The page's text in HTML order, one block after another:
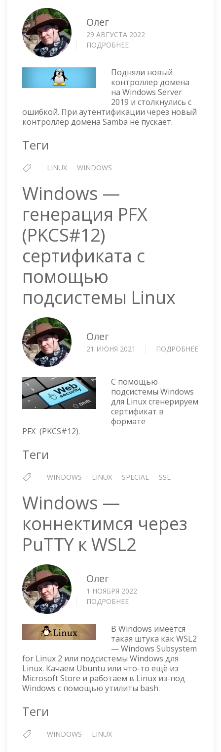
Олег
29 АВГУСТА 2022
ПОДРОБНЕЕ
SAMBA
И
WINDOWS
AD
2019
—
Подняли новый
контроллер домена
на Windows Server
2019 и столкнулись с
ошибкой. При аутентификации через новый
контроллер домена Samba не пускает.
Теги
LINUX WINDOWS
Windows —
генерация PFX
(PKCS#12)
сертификата с
помощью
подсистемы Linux
Олег
21 ИЮНЯ 2021 ПОДРОБНЕЕ
С помощью
подсистемы Windows
для Linux сгенерируем
сертификат в
формате
PFX (PKCS#12).
Теги
WINDOWS LINUX SPECIAL SSL
Windows —
коннектимся через
PuTTY к WSL2
Олег
1 НОЯБРЯ 2022
ПОДРОБНЕЕ
КОННЕКТИМСЯ
ЧЕРЕЗ
PUTTY
К
WSL2
В Windows имеется
такая штука как WSL2
— Windows Subsystem
for Linux 2 или подсистемы Windows для
Linux. Качаем Ubuntu или что-то ещё из
Microsoft Store и работаем в Linux из-под
Windows с помощью утилиты bash.
Теги
WINDOWS LINUX